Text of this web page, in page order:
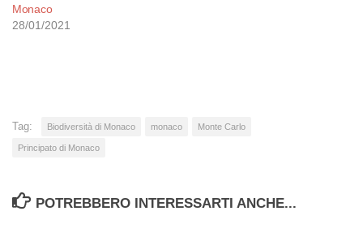
Monaco
28/01/2021
Tag: Biodiversità di Monaco monaco Monte Carlo
Principato di Monaco
POTREBBERO INTERESSARTI ANCHE...